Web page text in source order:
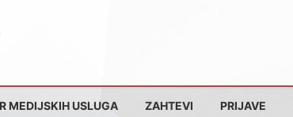
MEDIJSKIH USLUGA ZAHTEVI PRIJAVE